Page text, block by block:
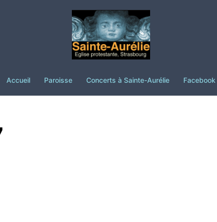
Accueil Paroisse Concerts à Sainte-Aurélie Facebook